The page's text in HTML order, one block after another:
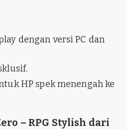
dengan versi PC dan
HP spek menengah ke
– RPG Stylish dari